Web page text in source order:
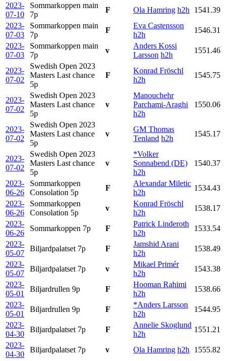
2023-
07-10
Sommarkoppen main
7p
F Ola Hamring h2h
1541.39
2023-
07-03
Sommarkoppen main
7p
F
Eva Castensson
h2h
1546.31
2023-
07-03
Sommarkoppen main
7p
v
Anders Kossi
Larsson h2h
1551.46
2023-
07-02
Swedish Open 2023
Masters Last chance
5p
F
Konrad Fröschl
h2h
1545.75
2023-
07-02
Swedish Open 2023
Masters Last chance
5p
v
Manouchehr
Parchami-Araghi
h2h
1550.06
2023-
07-02
Swedish Open 2023
Masters Last chance
5p
v
GM Thomas
Tenland h2h
1545.17
2023-
07-02
Swedish Open 2023
Masters Last chance
5p
v
*Volker
Sonnabend (DE)
h2h
1540.37
2023-
06-26
Sommarkoppen
Consolation 5p
F
Alexandar Miletic
h2h
1534.43
2023-
06-26
Sommarkoppen
Consolation 5p
v
Konrad Fröschl
h2h
1538.17
2023-
06-26
Sommarkoppen 7p F
Patrick Linderoth
h2h
1533.54
2023-
05-07
Biljardpalatset 7p F
Jamshid Arani
h2h
1538.49
2023-
05-07
Biljardpalatset 7p v
Mikael Primér
h2h
1543.38
2023-
05-01
Biljardrullen 9p F
Hooman Rahimi
h2h
1538.66
2023-
05-01
Biljardrullen 9p F
*Anders Larsson
h2h
1544.95
2023-
04-30
Biljardpalatset 7p F
Annelie Skoglund
h2h
1551.21
2023-
04-30
Biljardpalatset 7p v Ola Hamring h2h
1555.82